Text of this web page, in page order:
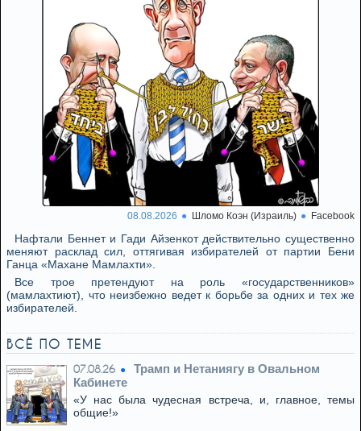
08.08.2026 Шломо Коэн (Израиль) Facebook
Нафтали Беннет и Гади Айзенкот действительно существенно
меняют расклад сил, оттягивая избирателей от партии Бени
Ганца «Махане Мамлахти».
Все трое претендуют на роль «государственников»
(мамлахтиют), что неизбежно ведет к борьбе за одних и тех же
избирателей.
ВСЁ ПО ТЕМЕ
07.08.26
Трамп и Нетаниягу в Овальном
Кабинете
«У нас была чудесная встреча, и, главное, темы
общие!»